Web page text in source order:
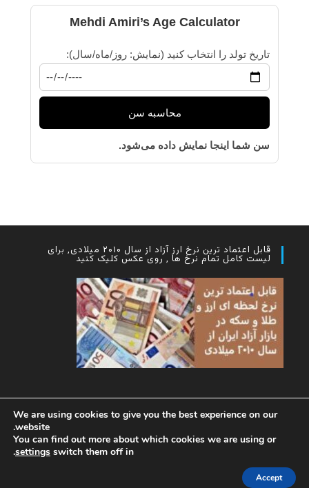
Mehdi Amiri’s Age Calculator
تاریخ تولد را انتخاب کنید (نمایش: روز/ماه/سال):
محاسبه سن
سن شما اینجا نمایش داده می‌شود.
قابل اعتماد ترین نرخ ارز آزاد از سال ۲۰۱۰ میلادی, برای
لیست کامل تمام نرخ ها , روی عکس کلیک کنید
We are using cookies to give you the best experience on our
website.
You can find out more about which cookies we are using or
switch them off in
settings
.
Accept